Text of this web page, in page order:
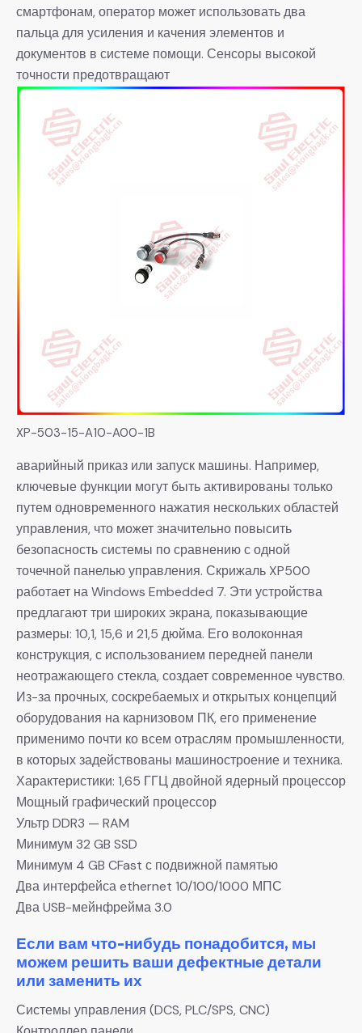
смартфонам, оператор может использовать два
пальца для усиления и качения элементов и
документов в системе помощи. Сенсоры высокой
точности предотвращают
XP-503-15-A10-A00-1B
аварийный приказ или запуск машины. Например,
ключевые функции могут быть активированы только
путем одновременного нажатия нескольких областей
управления, что может значительно повысить
безопасность системы по сравнению с одной
точечной панелью управления. Скрижаль XP500
работает на Windows Embedded 7. Эти устройства
предлагают три широких экрана, показывающие
размеры: 10,1, 15,6 и 21,5 дюйма. Его волоконная
конструкция, с использованием передней панели
неотражающего стекла, создает современное чувство.
Из-за прочных, соскребаемых и открытых концепций
оборудования на карнизовом ПК, его применение
применимо почти ко всем отраслям промышленности,
в которых задействованы машиностроение и техника.
Характеристики: 1,65 ГГЦ двойной ядерный процессор
Мощный графический процессор
Ультр DDR3 — RAM
Минимум 32 GB SSD
Минимум 4 GB CFast с подвижной памятью
Два интерфейса ethernet 10/100/1000 МПС
Два USB-мейнфрейма 3.0
Если вам что-нибудь понадобится, мы
можем решить ваши дефектные детали
или заменить их
Системы управления (DCS, PLC/SPS, CNC)